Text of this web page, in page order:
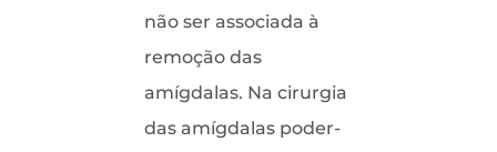
não ser associada à
remoção das
amígdalas. Na cirurgia
das amígdalas poder-